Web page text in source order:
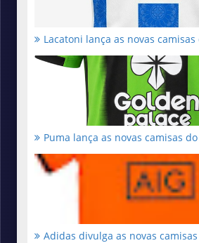
Lacatoni lança as novas
Puma lança as novas camisas
Adidas divulga as novas